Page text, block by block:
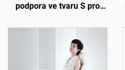
podpora ve tvaru S pro
židli do kanceláře,
podložka B7